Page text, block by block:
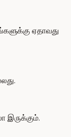
ஏதாவது
இருக்கும்.